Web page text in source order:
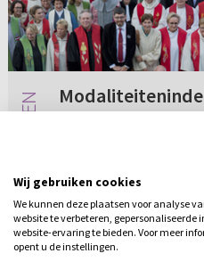
vijf modaliteiten. Is
achterhalen tot
gemeente behoort?
bu...
Geen reacties
Wij gebruiken cookies
We kunnen deze plaatsen voor analyse
website te verbeteren, gepersonaliseerde
website-ervaring te bieden. Voor meer
opent u de instellingen.